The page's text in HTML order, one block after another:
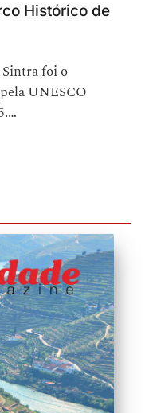
Histórico de
foi o
UNESCO